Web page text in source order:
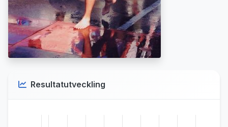
Resultatutveckling